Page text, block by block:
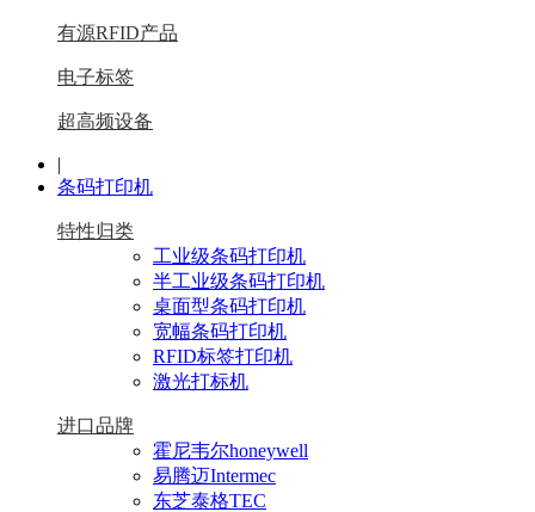
有源RFID产品
电子标签
超高频设备
|
条码打印机
特性归类
工业级条码打印机
半工业级条码打印机
桌面型条码打印机
宽幅条码打印机
RFID标签打印机
激光打标机
进口品牌
霍尼韦尔honeywell
易腾迈Intermec
东芝泰格TEC